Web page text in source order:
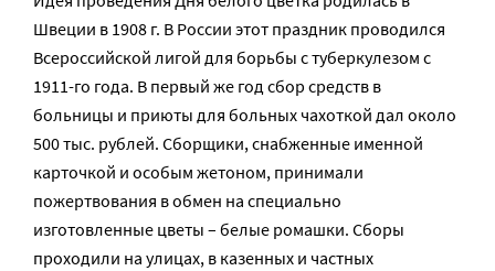
Швеции в 1908 г. В России этот праздник проводился
Всероссийской лигой для борьбы с туберкулезом с
1911-го года. В первый же год сбор средств в
больницы и приюты для больных чахоткой дал около
500 тыс. рублей. Сборщики, снабженные именной
карточкой и особым жетоном, принимали
пожертвования в обмен на специально
изготовленные цветы – белые ромашки. Сборы
проходили на улицах, в казенных и частных